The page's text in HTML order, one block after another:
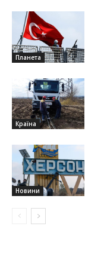
Планета
Країна
Новини